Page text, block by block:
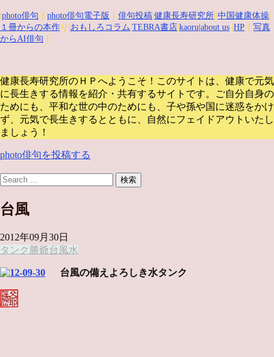
photo俳句 photo俳句電子版 俳句投稿 健康長寿研究所 中国健康体操
１冊からの本作 り| おもしろコラム TEBRA書店 kaoru |about us HP
写真
からAI俳句
健康長寿研究所のＨＰへようこそ！このサイトは、健康で元気
に長生きする情報を紹介・共有するサイトです。
ご自分自身の
ためにも、平和な世の中のためにも、子や孫や国に迷惑をかけ
ず、元気で長生きするとともに、自然にフェイドアウトいたし
ましょう！
photo俳句を投稿する
台風
2012年09月30日
タンク 勝爺台風水
台風の備えよろしき水タンク